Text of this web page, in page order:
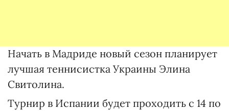
Начать в Мадриде новый сезон планирует
лучшая теннисистка Украины Элина
Свитолина.
Турнир в Испании будет проходить с 14 по